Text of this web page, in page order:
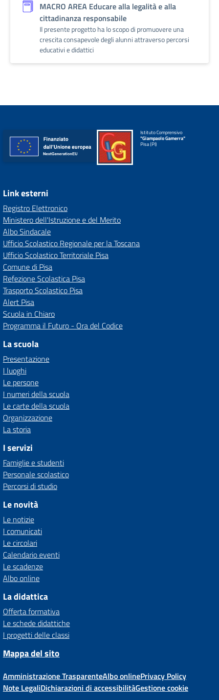
MACRO AREA Educare alla legalità e alla
cittadinanza responsabile
Il presente progetto ha lo scopo di promuovere una
crescita consapevole degli alunni attraverso percorsi
educativi e didattici
Istituto Comprensivo
"Giampaolo Gamerra"
Pisa (PI)
Link esterni
Registro Elettronico
Ministero dell'Istruzione e del Merito
Albo Sindacale
Ufficio Scolastico Regionale per la Toscana
Ufficio Scolastico Territoriale Pisa
Comune di Pisa
Refezione Scolastica Pisa
Trasporto Scolastico Pisa
Alert Pisa
Scuola in Chiaro
Programma il Futuro - Ora del Codice
La scuola
Presentazione
I luoghi
Le persone
I numeri della scuola
Le carte della scuola
Organizzazione
La storia
I servizi
Famiglie e studenti
Personale scolastico
Percorsi di studio
Le novità
Le notizie
I comunicati
Le circolari
Calendario eventi
Le scadenze
Albo online
La didattica
Offerta formativa
Le schede didattiche
I progetti delle classi
Mappa del sito
Amministrazione TrasparenteAlbo onlinePrivacy Policy
Note LegaliDichiarazioni di accessibilitàGestione cookie